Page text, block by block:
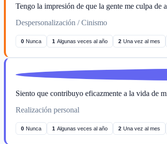
Tengo la impresión de que la gente me culpa de
Despersonalización / Cinismo
0 Nunca 1 Algunas veces al año 2 Una vez al mes
Siento que contribuyo eficazmente a la vida de
Realización personal
0 Nunca 1 Algunas veces al año 2 Una vez al mes